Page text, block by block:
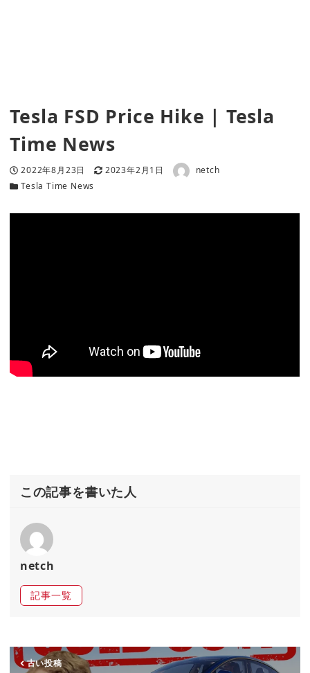
Tesla FSD Price Hike | Tesla
Time News
投稿日
2022年8月23日 更新日
2023年2月1日 著者 netch
カテゴリー
Tesla Time News
この記事を書いた人
netch
記事一覧
古い投稿